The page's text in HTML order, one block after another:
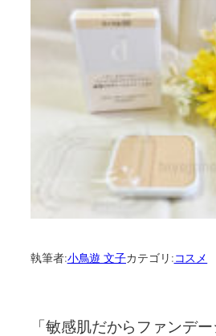
執筆者:小鳥遊 文子カテゴリ:コスメ
「敏感肌だからファンデ